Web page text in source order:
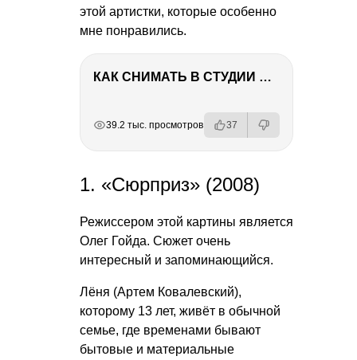
этой артистки, которые особенно
мне понравились.
КАК СНИМАТЬ В СТУДИИ СО ВСПЫШКАМИ
39.2 тыс. просмотров 37
1. «Сюрприз» (2008)
Режиссером этой картины является
Олег Гойда. Сюжет очень
интересный и запоминающийся.
Лёня (Артем Ковалевский),
которому 13 лет, живёт в обычной
семье, где временами бывают
бытовые и материальные